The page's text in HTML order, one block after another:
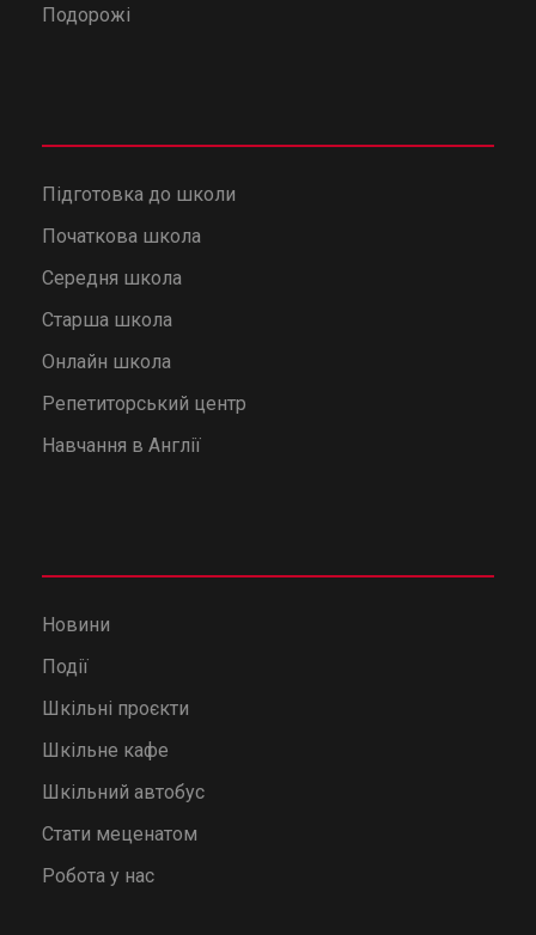
Подорожі
Підготовка до школи
Початкова школа
Середня школа
Старша школа
Онлайн школа
Репетиторський центр
Навчання в Англії
Новини
Події
Шкільні проєкти
Шкільне кафе
Шкільний автобус
Стати меценатом
Робота у нас